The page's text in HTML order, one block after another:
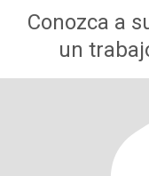
Conozca a
un